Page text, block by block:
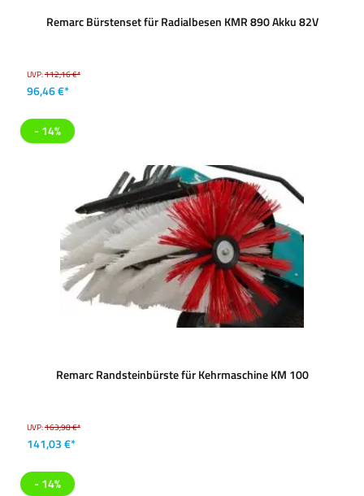
Remarc Bürstenset für Radialbesen KMR 890 Akku 82V
UVP:112,16 €*
96,46 €*
- 14%
Remarc Randsteinbürste für Kehrmaschine KM 100
UVP:163,98 €*
141,03 €*
- 14%